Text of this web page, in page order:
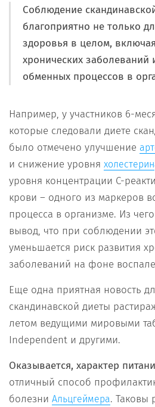
Соблюдение
благоприятно не только
здоровья в целом,
хронических заболеваний
обменных процессов в
Например, у участников 6-
которые следовали диете
было отмечено улучшение
и снижение уровня холестерин
уровня концентрации C-
крови – одного из маркеров
процесса в организме. Из
вывод, что при соблюдении
уменьшается риск развития
заболеваний на фоне
Еще одна приятная новость
скандинавской диеты
летом ведущими мировыми
Independent и другими.
Оказывается, характер
отличный способ
болезни Альцгеймера. Таковы